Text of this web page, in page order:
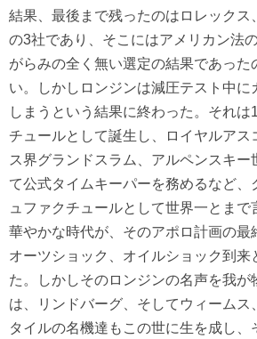
結果、最後まで残ったのはロレックス
の3社であり、そこにはアメリカン法
がらみの全く無い選定の結果であった
い。しかしロンジンは減圧テスト中に
しまうという結果に終わった。それは
チュールとして誕生し、ロイヤルアス
ス界グランドスラム、アルペンスキー
て公式タイムキーパーを務めるなど、
ュファクチュールとして世界一とま
華やかな時代が、そのアポロ計画の最
オーツショック、オイルショック到来
た。しかしそのロンジンの名声を我が
は、リンドバーグ、そしてウィームス
タイルの名機達もこの世に生を成し、